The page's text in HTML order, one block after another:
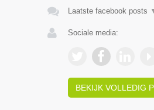
Laatste facebook posts
Sociale media:
BEKIJK VOLLEDIG